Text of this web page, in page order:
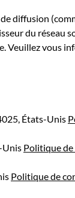
diffusion
du réseau
Veuillez vous
États-Unis
Unis Politique
Politique de